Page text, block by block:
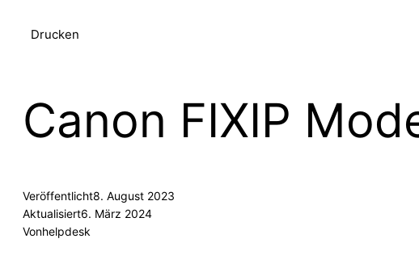
Drucken
Canon FIXIP
Veröffentlicht8. August 2023
Aktualisiert6. März 2024
Vonhelpdesk